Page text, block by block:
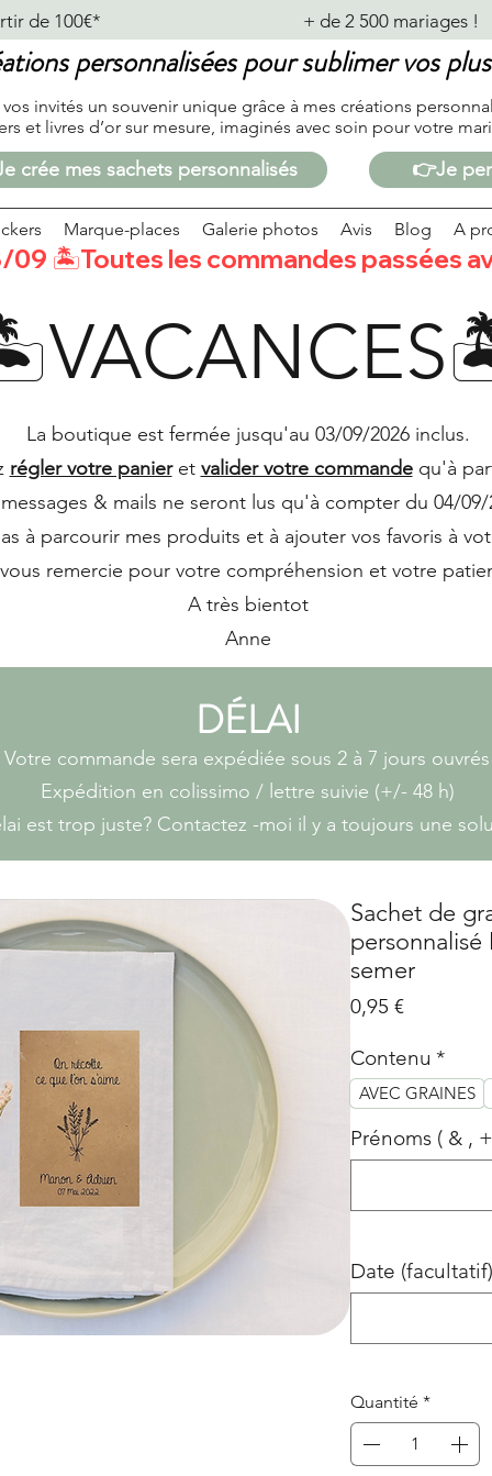
à partir de 100€*                                              +
personnalisées pour sublimer vos
invités un souvenir unique grâce à mes créations
et livres d’or sur mesure, imaginés avec soin pour votre
crée mes sachets personnalisés 👉Je
Marque-places Galerie photos Avis Blog A
🏝️Toutes les commandes passées
La boutique est fermée jusqu'au 03/09/2026 inclus.
régler votre panieret valider votre commandequ'à
& mails ne seront lus qu'à compter du 04/09/
à parcourir mes produits et à ajouter vos favoris à
remercie pour votre compréhension et votre
A très bientot
Anne
DÉLAI
Votre commande sera expédiée sous 2 à 7 jours ouvrés
Expédition en colissimo / lettre suivie (+/- 48 h)
est trop juste? Contactez -moi il y a toujours une
Sachet de
semer
0,95 €Prix
Contenu *
AVEC GRAINES
Prénoms ( & ,
Date (facultatif)
Quantité *